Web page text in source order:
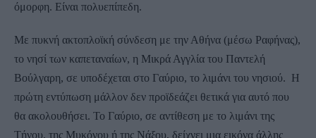
όμορφη. Είναι πολυεπίπεδη.
Με πυκνή ακτοπλοϊκή σύνδεση με την Αθήνα (μέσω Ραφήνας),
το νησί των καπεταναίων, η Μικρά Αγγλία του Παντελή
Βούλγαρη, σε υποδέχεται στο Γαύριο, το λιμάνι του νησιού. Η
πρώτη εντύπωση μάλλον δεν προϊδεάζει θετικά για αυτό που
θα ακολουθήσει. Το Γαύριο, σε αντίθεση με το λιμάνι της
Τήνου, της Μυκόνου ή της Νάξου, δείχνει μια εικόνα άλλης